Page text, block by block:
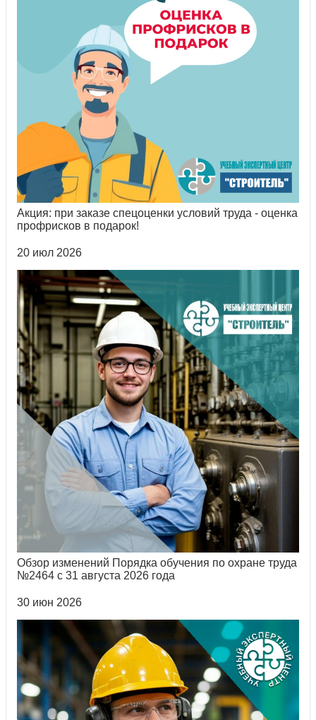
Акция: при заказе спецоценки условий труда - оценка
профрисков в подарок!
20 июл 2026
Обзор изменений Порядка обучения по охране труда
№2464 с 31 августа 2026 года
30 июн 2026